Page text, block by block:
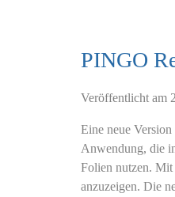
PINGO
Veröffentlicht am
Eine neue
Anwendung, die
Folien nutzen. Mit
anzuzeigen. Die